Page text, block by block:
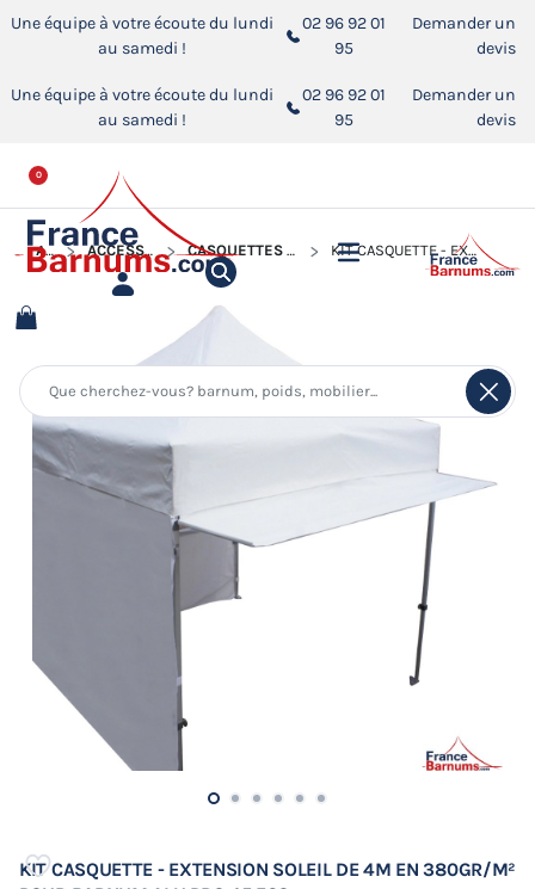
Une équipe à votre écoute du lundi
au samedi !
02 96 92 01
95
Demander un
devis
Une équipe à votre écoute du lundi
au samedi !
02 96 92 01
95
Demander un
devis
0
ACCUEIL ACCESSOIRES POUR BARNUMS PLIANTS CASQUETTES "EXTENSION SOLEIL" POUR BARNUMS PLIANTS KIT CASQUETTE - EXTENSION SOLEIL DE 4M EN 380GR/M² POUR BARNUM ALU PRO 45 ECO
KIT CASQUETTE - EXTENSION SOLEIL DE 4M EN 380GR/M²